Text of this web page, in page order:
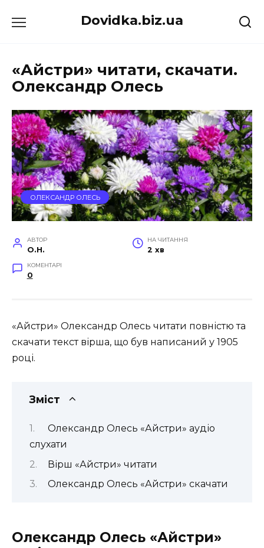
до
Dovidka.biz.ua
«Айстри» читати, скачати.
Олександр Олесь
ОЛЕКСАНДР ОЛЕСЬ
АВТОР
O.H.
НА ЧИТАННЯ
2 хв
КОМЕНТАРІ
0
«Айстри» Олександр Олесь читати повністю та
скачати текст вірша, що був написаний у 1905
році.
Зміст
Олександр Олесь «Айстри» аудіо
слухати
Вірш «Айстри» читати
Олександр Олесь «Айстри» скачати
Олександр Олесь «Айстри»